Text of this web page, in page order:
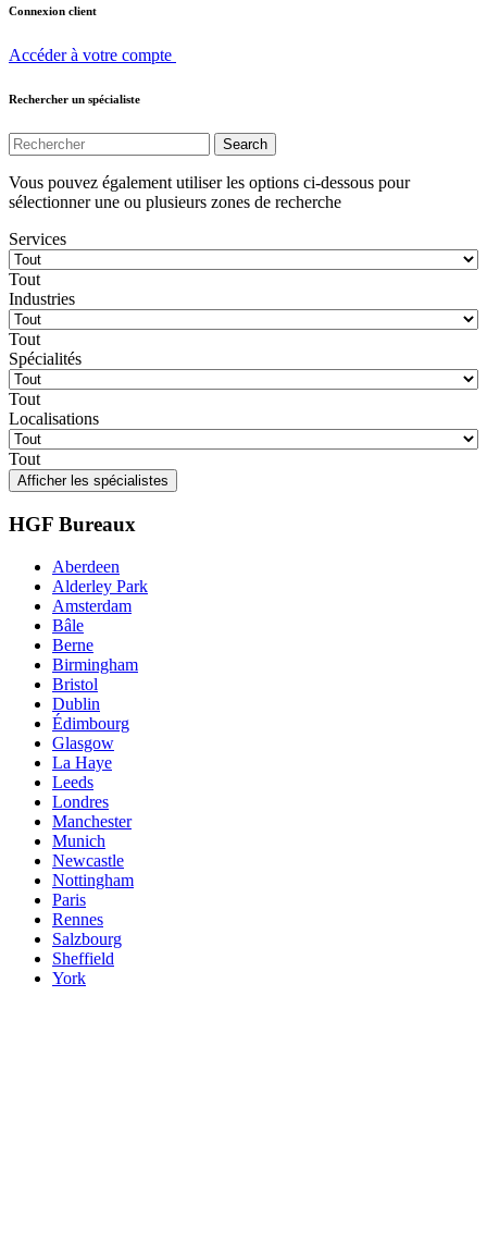
Connexion client
Accéder à votre compte
Rechercher un spécialiste
Vous pouvez également utiliser les options ci-dessous pour
sélectionner une ou plusieurs zones de recherche
Services
Tout
Industries
Tout
Spécialités
Tout
Localisations
Tout
Afficher les spécialistes
HGF Bureaux
Aberdeen
Alderley Park
Amsterdam
Bâle
Berne
Birmingham
Bristol
Dublin
Édimbourg
Glasgow
La Haye
Leeds
Londres
Manchester
Munich
Newcastle
Nottingham
Paris
Rennes
Salzbourg
Sheffield
York